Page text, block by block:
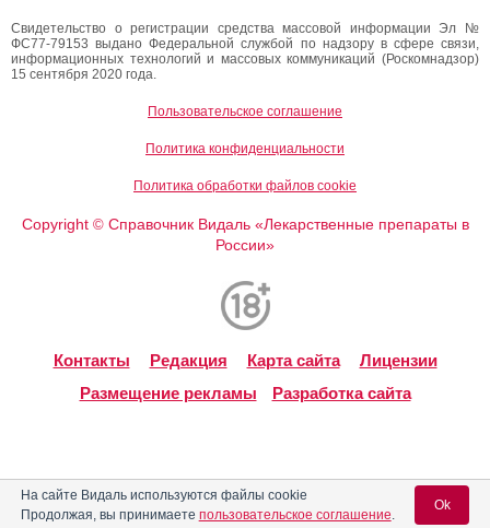
Свидетельство о регистрации средства массовой информации Эл №
ФС77-79153 выдано Федеральной службой по надзору в сфере связи,
информационных технологий и массовых коммуникаций (Роскомнадзор)
15 сентября 2020 года.
Пользовательское соглашение
Политика конфиденциальности
Политика обработки файлов cookie
Copyright ©Справочник Видаль «Лекарственные препараты в
России»
Контакты Редакция Карта сайта
Лицензии
Размещение рекламы
Разработка сайта
На сайте Видаль используются файлы cookie
Продолжая, вы принимаете пользовательское соглашение.
Ok